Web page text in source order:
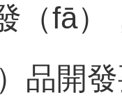
（fā）
）品開